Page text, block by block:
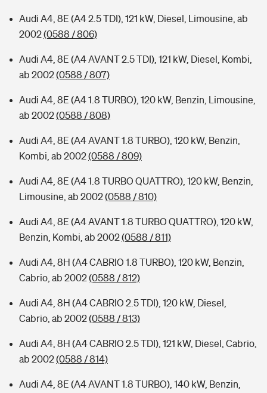
Audi A4, 8E (A4 2.5 TDI), 121 kW, Diesel, Limousine, ab
2002(0588 / 806)
Audi A4, 8E (A4 AVANT 2.5 TDI), 121 kW, Diesel, Kombi,
ab 2002(0588 / 807)
Audi A4, 8E (A4 1.8 TURBO), 120 kW, Benzin, Limousine,
ab 2002(0588 / 808)
Audi A4, 8E (A4 AVANT 1.8 TURBO), 120 kW, Benzin,
Kombi, ab 2002(0588 / 809)
Audi A4, 8E (A4 1.8 TURBO QUATTRO), 120 kW, Benzin,
Limousine, ab 2002(0588 / 810)
Audi A4, 8E (A4 AVANT 1.8 TURBO QUATTRO), 120 kW,
Benzin, Kombi, ab 2002(0588 / 811)
Audi A4, 8H (A4 CABRIO 1.8 TURBO), 120 kW, Benzin,
Cabrio, ab 2002(0588 / 812)
Audi A4, 8H (A4 CABRIO 2.5 TDI), 120 kW, Diesel,
Cabrio, ab 2002(0588 / 813)
Audi A4, 8H (A4 CABRIO 2.5 TDI), 121 kW, Diesel, Cabrio,
ab 2002(0588 / 814)
Audi A4, 8E (A4 AVANT 1.8 TURBO), 140 kW, Benzin,